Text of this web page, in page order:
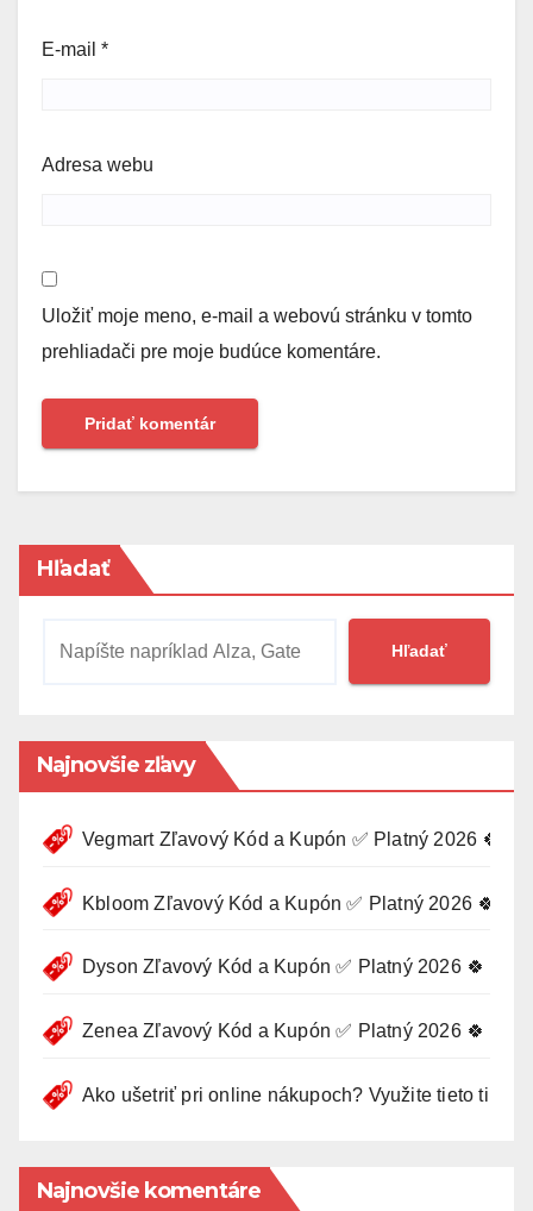
E-mail *
Adresa webu
Uložiť moje meno, e-mail a webovú stránku v tomto
prehliadači pre moje budúce komentáre.
Hľadať
Hľadať
Najnovšie zľavy
Vegmart Zľavový Kód a Kupón ✅ Platný 2026 🍀
Kbloom Zľavový Kód a Kupón ✅ Platný 2026 🍀
Dyson Zľavový Kód a Kupón ✅ Platný 2026 🍀
Zenea Zľavový Kód a Kupón ✅ Platný 2026 🍀
Ako ušetriť pri online nákupoch? Využite tieto tipy 🛍️
Najnovšie komentáre